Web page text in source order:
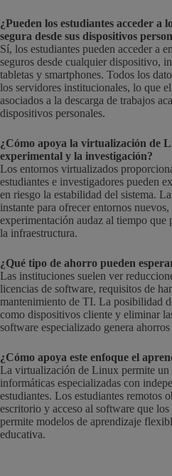
¿Pueden los estudiantes acceder a
segura desde sus dispositivos
Sí, los estudiantes pueden acceder a
seguros desde cualquier dispositivo,
tabletas y smartphones. Todos los
los servidores institucionales, lo que
asociados a la descarga de trabajos
dispositivos personales.
¿Cómo apoya la virtualización de
experimental y la investigación?
Los entornos virtualizados
estudiantes e investigadores pueden
en riesgo la estabilidad del sistema.
instante para ofrecer entornos
experimentación audaz al tiempo que
la infraestructura.
¿Qué tipo de ahorro pueden
Las instituciones suelen ver
licencias de software, requisitos de
mantenimiento de TI. La posibilidad
como dispositivos cliente y eliminar
software especializado genera
¿Cómo apoya este enfoque el
La virtualización de Linux permite un
informáticas especializadas con
estudiantes. Los estudiantes remotos
escritorio y acceso al software que
permite modelos de aprendizaje
educativa.